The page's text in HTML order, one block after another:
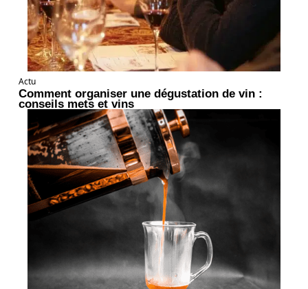
Actu
Comment organiser une dégustation de vin :
conseils mets et vins